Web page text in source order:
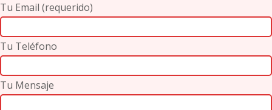
Tu Email (requerido)
Tu Teléfono
Tu Mensaje